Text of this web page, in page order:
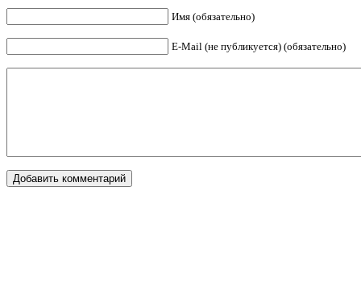
Имя (обязательно)
E-Mail (не публикуется) (обязательно)